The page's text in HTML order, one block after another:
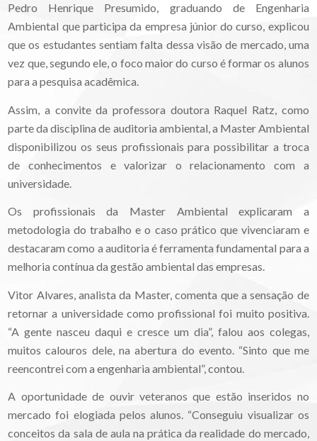
Pedro Henrique Presumido, graduando de Engenharia
Ambiental que participa da empresa júnior do curso, explicou
que os estudantes sentiam falta dessa visão de mercado, uma
vez que, segundo ele, o foco maior do curso é formar os alunos
para a pesquisa acadêmica.
Assim, a convite da professora doutora Raquel Ratz, como
parte da disciplina de auditoria ambiental, a Master Ambiental
disponibilizou os seus profissionais para possibilitar a troca
de conhecimentos e valorizar o relacionamento com a
universidade.
Os profissionais da Master Ambiental explicaram a
metodologia do trabalho e o caso prático que vivenciaram e
destacaram como a auditoria é ferramenta fundamental para a
melhoria contínua da gestão ambiental das empresas.
Vitor Alvares, analista da Master, comenta que a sensação de
retornar a universidade como profissional foi muito positiva.
“A gente nasceu daqui e cresce um dia”, falou aos colegas,
muitos calouros dele, na abertura do evento. “Sinto que me
reencontrei com a engenharia ambiental”, contou.
A oportunidade de ouvir veteranos que estão inseridos no
mercado foi elogiada pelos alunos. “Conseguiu visualizar os
conceitos da sala de aula na prática da realidade do mercado,